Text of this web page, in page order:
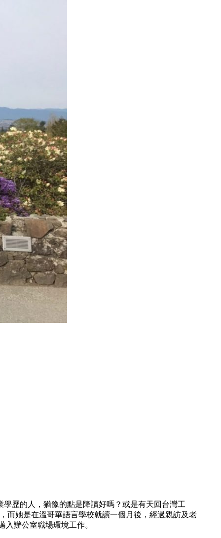
歷的人，猶豫的點是降讀好嗎？或是有天回台灣工
而她是在溫哥華語言學校就讀一個月後，經過親訪及老
辦公室職場環境工作。